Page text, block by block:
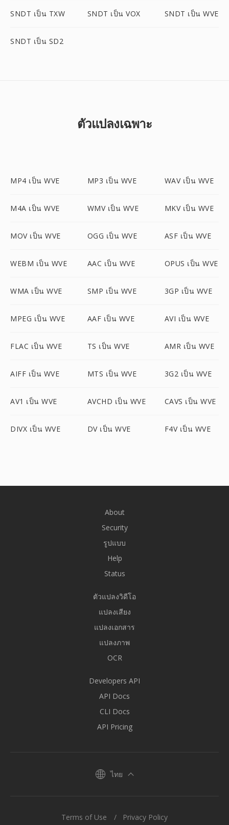
SNDT เป็น TXW SNDT เป็น VOX SNDT เป็น WVE
SNDT เป็น SD2
ตัวแปลงเฉพาะ
MP4 เป็น WVE MP3 เป็น WVE WAV เป็น WVE
M4A เป็น WVE WMV เป็น WVE MKV เป็น WVE
MOV เป็น WVE OGG เป็น WVE ASF เป็น WVE
WEBM เป็น WVE AAC เป็น WVE OPUS เป็น WVE
WMA เป็น WVE SMP เป็น WVE 3GP เป็น WVE
MPEG เป็น WVE AAF เป็น WVE AVI เป็น WVE
FLAC เป็น WVE TS เป็น WVE AMR เป็น WVE
AIFF เป็น WVE MTS เป็น WVE 3G2 เป็น WVE
AV1 เป็น WVE AVCHD เป็น WVE CAVS เป็น WVE
DIVX เป็น WVE DV เป็น WVE F4V เป็น WVE
About
Security
รูปแบบ
Help
Status
ตัวแปลงวิดีโอ
แปลงเสียง
แปลงเอกสาร
แปลงภาพ
OCR
Developers API
API Docs
CLI Docs
API Pricing
ไทย
Terms of Use Privacy Policy